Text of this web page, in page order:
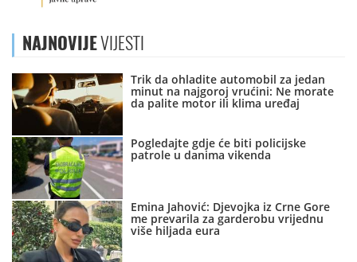
NAJNOVIJEVIJESTI
Trik da ohladite automobil za jedan
minut na najgoroj vrućini: Ne morate
da palite motor ili klima uređaj
Pogledajte gdje će biti policijske
patrole u danima vikenda
Emina Jahović: Djevojka iz Crne Gore
me prevarila za garderobu vrijednu
više hiljada eura